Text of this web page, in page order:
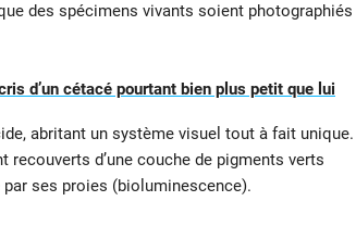
des spécimens vivants soient photographiés
d’un cétacé pourtant bien plus petit que lui
abritant un système visuel tout à fait unique.
d’une couche de pigments verts
ses proies (bioluminescence).